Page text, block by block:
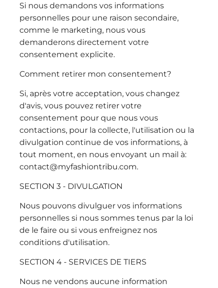
Si nous demandons vos informations
personnelles pour une raison secondaire,
comme le marketing, nous vous
demanderons directement votre
consentement explicite.
Comment retirer mon consentement?
Si, après votre acceptation, vous changez
d'avis, vous pouvez retirer votre
consentement pour que nous vous
contactions, pour la collecte, l'utilisation ou la
divulgation continue de vos informations, à
tout moment, en nous envoyant un mail à:
contact@myfashiontribu.com.
SECTION 3 - DIVULGATION
Nous pouvons divulguer vos informations
personnelles si nous sommes tenus par la loi
de le faire ou si vous enfreignez nos
conditions d'utilisation.
SECTION 4 - SERVICES DE TIERS
Nous ne vendons aucune information